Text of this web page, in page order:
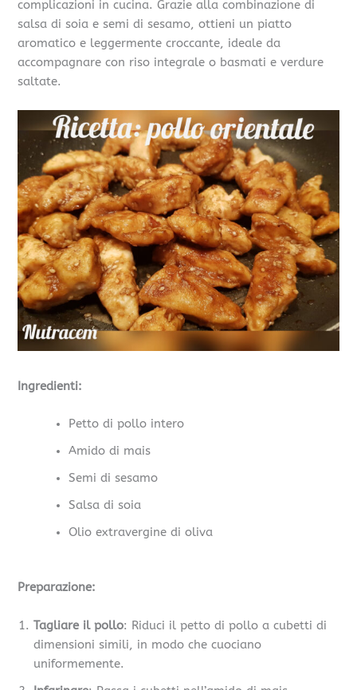
complicazioni in cucina. Grazie alla combinazione di
salsa di soia e semi di sesamo, ottieni un piatto
aromatico e leggermente croccante, ideale da
accompagnare con riso integrale o basmati e verdure
saltate.
Ingredienti:
Petto di pollo intero
Amido di mais
Semi di sesamo
Salsa di soia
Olio extravergine di oliva
Preparazione:
Tagliare il pollo: Riduci il petto di pollo a cubetti di
dimensioni simili, in modo che cuociano
uniformemente.